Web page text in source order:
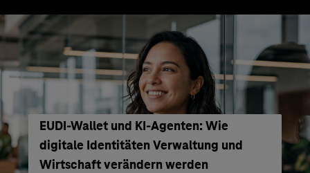
EUDI-Wallet und KI-Agenten: Wie
digitale Identitäten Verwaltung und
Wirtschaft verändern werden